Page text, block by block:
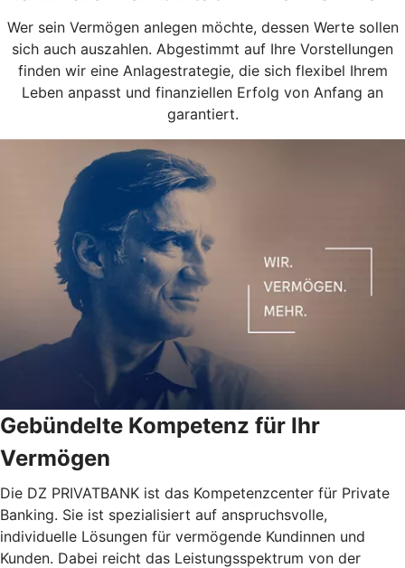
Wer sein Vermögen anlegen möchte, dessen Werte sollen
sich auch auszahlen. Abgestimmt auf Ihre Vorstellungen
finden wir eine Anlagestrategie, die sich flexibel Ihrem
Leben anpasst und finanziellen Erfolg von Anfang an
garantiert.
Gebündelte Kompetenz für Ihr
Vermögen
Die DZ PRIVATBANK ist das Kompetenzcenter für Private
Banking. Sie ist spezialisiert auf anspruchsvolle,
individuelle Lösungen für vermögende Kundinnen und
Kunden. Dabei reicht das Leistungsspektrum von der